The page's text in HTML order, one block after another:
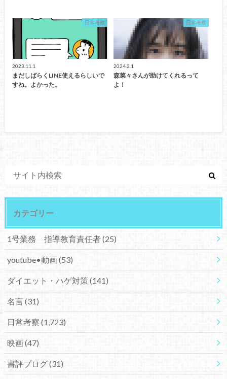
日常考察
2023.11.1
まだしばらくLINE使えるらしいで
すね。よかった。
日常考察
2024.2.1
森菜々さんが助けてくれるって
よ！
カテゴリー
1号業務 指導教育責任者(25)
youtube•動画(53)
ダイエット・ハゲ対策(141)
名言(31)
日常考察 (1,723)
映画(47)
書評ブログ(31)